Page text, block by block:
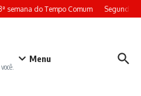
semana do Tempo Comum Segunda-
Menu